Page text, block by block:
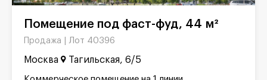
Помещение под фаст-фуд, 44 м²
Продажа | Лот 40396
Москва Тагильская, 6/5